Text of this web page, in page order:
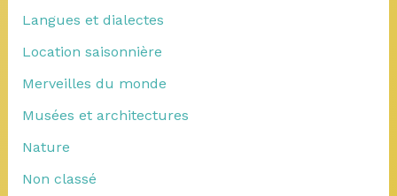
Langues et dialectes
Location saisonnière
Merveilles du monde
Musées et architectures
Nature
Non classé